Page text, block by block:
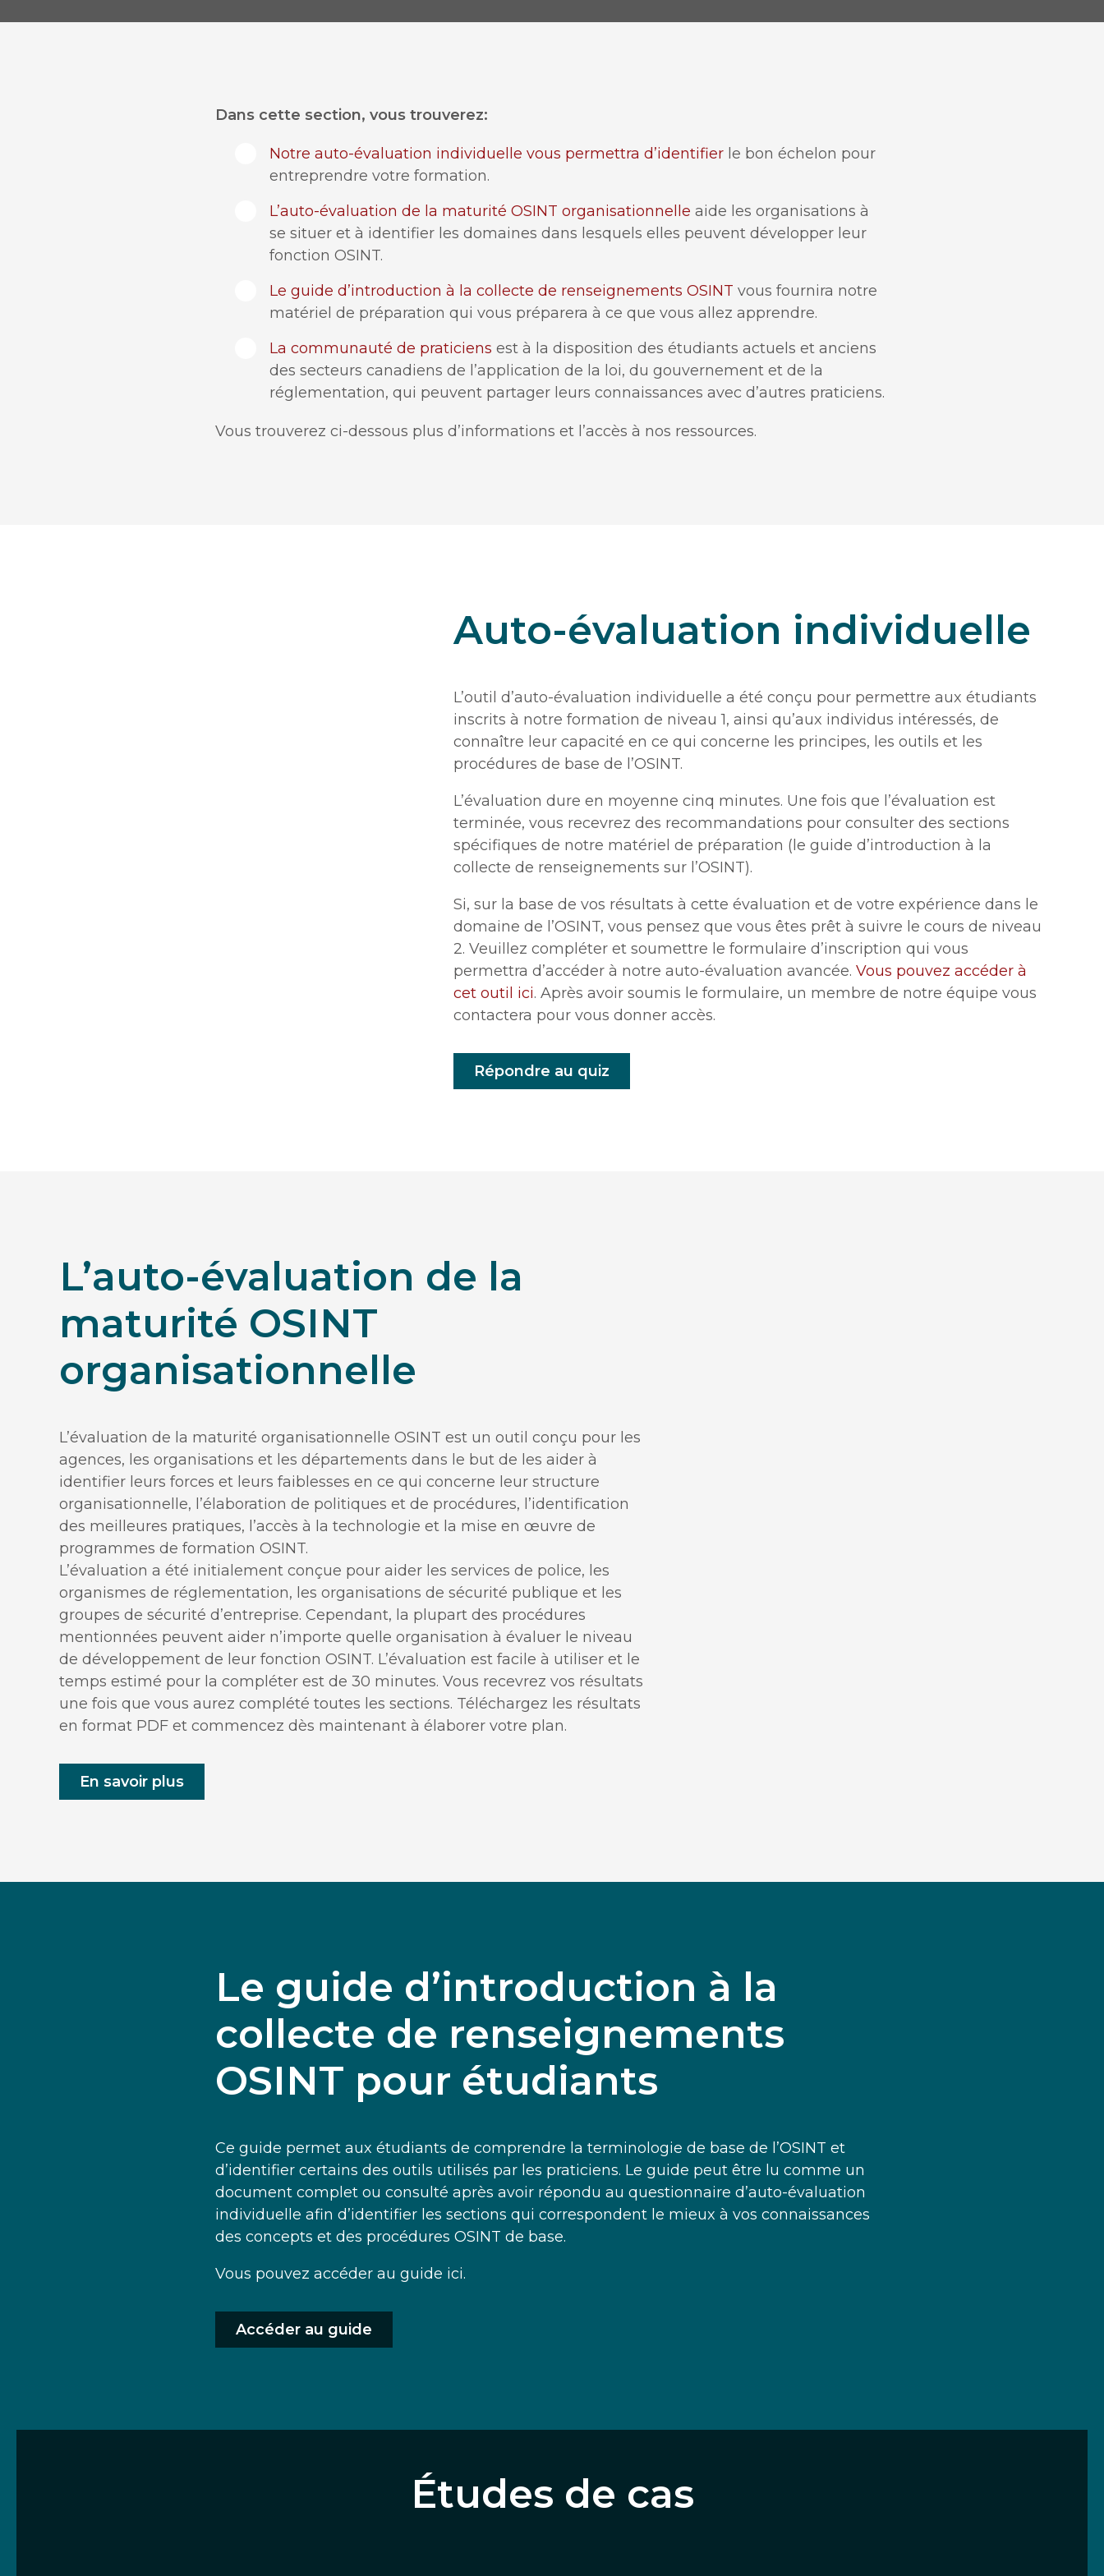
Dans cette section, vous trouverez:
Notre auto-évaluation individuelle vous permettra d’identifier le bon échelon pour
entreprendre votre formation.
L’auto-évaluation de la maturité OSINT organisationnelle aide les organisations à
se situer et à identifier les domaines dans lesquels elles peuvent développer leur
fonction OSINT.
Le guide d’introduction à la collecte de renseignements OSINT vous fournira notre
matériel de préparation qui vous préparera à ce que vous allez apprendre.
La communauté de praticiens est à la disposition des étudiants actuels et anciens
des secteurs canadiens de l’application de la loi, du gouvernement et de la
réglementation, qui peuvent partager leurs connaissances avec d’autres praticiens.
Vous trouverez ci-dessous plus d’informations et l’accès à nos ressources.
Auto-évaluation individuelle
L’outil d’auto-évaluation individuelle a été conçu pour permettre aux étudiants
inscrits à notre formation de niveau 1, ainsi qu’aux individus intéressés, de
connaître leur capacité en ce qui concerne les principes, les outils et les
procédures de base de l’OSINT.
L’évaluation dure en moyenne cinq minutes. Une fois que l’évaluation est
terminée, vous recevrez des recommandations pour consulter des sections
spécifiques de notre matériel de préparation (le guide d’introduction à la
collecte de renseignements sur l’OSINT).
Si, sur la base de vos résultats à cette évaluation et de votre expérience dans le
domaine de l’OSINT, vous pensez que vous êtes prêt à suivre le cours de niveau
2. Veuillez compléter et soumettre le formulaire d’inscription qui vous
permettra d’accéder à notre auto-évaluation avancée. Vous pouvez accéder à
cet outil ici. Après avoir soumis le formulaire, un membre de notre équipe vous
contactera pour vous donner accès.
Répondre au quiz
L’auto-évaluation de la
maturité OSINT
organisationnelle
L’évaluation de la maturité organisationnelle OSINT est un outil conçu pour les
agences, les organisations et les départements dans le but de les aider à
identifier leurs forces et leurs faiblesses en ce qui concerne leur structure
organisationnelle, l’élaboration de politiques et de procédures, l’identification
des meilleures pratiques, l’accès à la technologie et la mise en œuvre de
programmes de formation OSINT.
L’évaluation a été initialement conçue pour aider les services de police, les
organismes de réglementation, les organisations de sécurité publique et les
groupes de sécurité d’entreprise. Cependant, la plupart des procédures
mentionnées peuvent aider n’importe quelle organisation à évaluer le niveau
de développement de leur fonction OSINT. L’évaluation est facile à utiliser et le
temps estimé pour la compléter est de 30 minutes. Vous recevrez vos résultats
une fois que vous aurez complété toutes les sections. Téléchargez les résultats
en format PDF et commencez dès maintenant à élaborer votre plan.
En savoir plus
Le guide d’introduction à la
collecte de renseignements
OSINT pour étudiants
Ce guide permet aux étudiants de comprendre la terminologie de base de l’OSINT et
d’identifier certains des outils utilisés par les praticiens. Le guide peut être lu comme un
document complet ou consulté après avoir répondu au questionnaire d’auto-évaluation
individuelle afin d’identifier les sections qui correspondent le mieux à vos connaissances
des concepts et des procédures OSINT de base.
Vous pouvez accéder au guide ici.
Accéder au guide
Études de cas